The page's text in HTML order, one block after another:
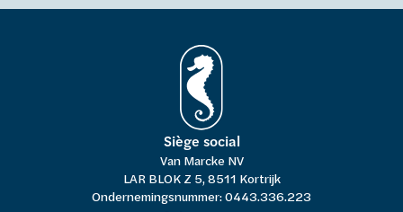
Siège social
Van Marcke NV
LAR BLOK Z 5, 8511 Kortrijk
Ondernemingsnummer: 0443.336.223